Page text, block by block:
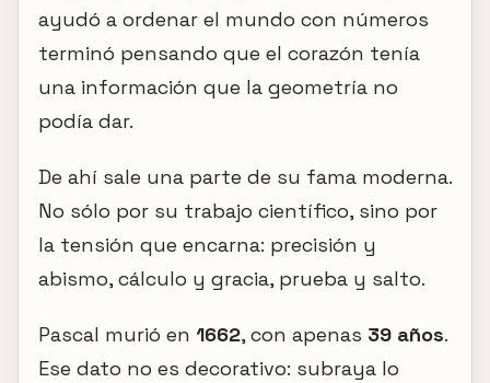
ayudó a ordenar el mundo con números
terminó pensando que el corazón tenía
una información que la geometría no
podía dar.
De ahí sale una parte de su fama moderna.
No sólo por su trabajo científico, sino por
la tensión que encarna: precisión y
abismo, cálculo y gracia, prueba y salto.
Pascal murió en 1662, con apenas 39 años.
Ese dato no es decorativo: subraya lo